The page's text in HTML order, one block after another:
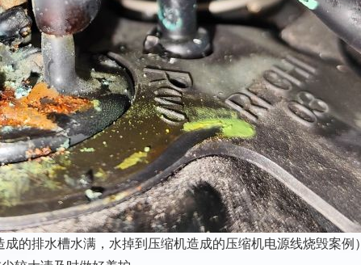
的排水槽水满，水掉到压缩机造成的压缩机电源线烧毁案例）